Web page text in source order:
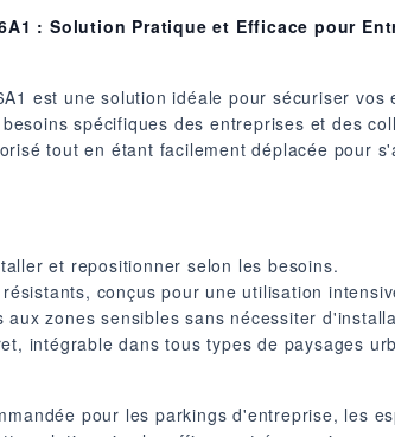
: Solution Pratique et Efficace pour
est une solution idéale pour sécuriser
spécifiques des entreprises et des
tout en étant facilement déplacée pour
et repositionner selon les besoins.
conçus pour une utilisation
zones sensibles sans nécessiter
intégrable dans tous types de paysages
pour les parkings d'entreprise, les